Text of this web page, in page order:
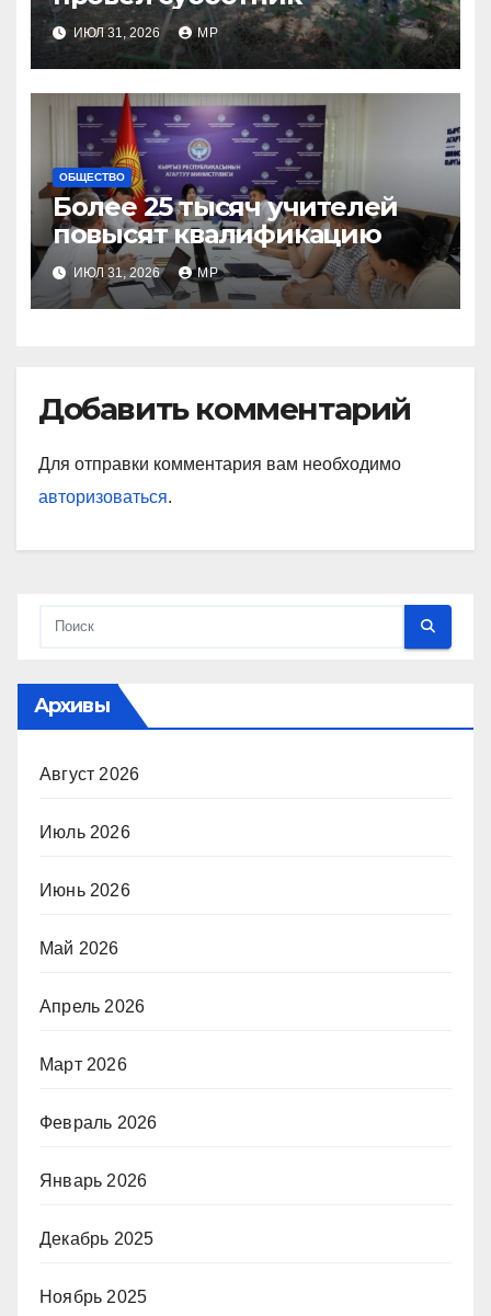
ИЮЛ 31, 2026 MP
ОБЩЕСТВО
Более 25 тысяч учителей
повысят квалификацию
ИЮЛ 31, 2026 MP
Добавить комментарий
Для отправки комментария вам необходимо
авторизоваться.
Архивы
Август 2026
Июль 2026
Июнь 2026
Май 2026
Апрель 2026
Март 2026
Февраль 2026
Январь 2026
Декабрь 2025
Ноябрь 2025